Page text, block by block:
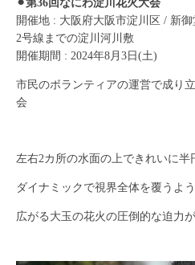
⚫︎第36回なにわ淀川花火大会
開催地 : 大阪府大阪市淀川区 / 新
2号線までの淀川河川敷
開催期間 : 2024年8月3日(土)
市民のボランティアの運営で成り
会
左右2カ所の水面の上できれいに半
ダイナミックで視界全体を覆うよ
広がる大玉の花火の圧倒的な迫力が